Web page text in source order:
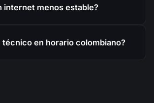
internet menos estable?
técnico en horario colombiano?